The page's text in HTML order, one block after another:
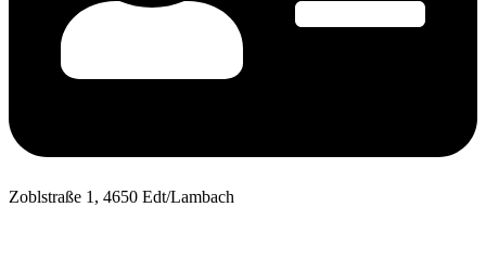
Zoblstraße 1, 4650 Edt/Lambach